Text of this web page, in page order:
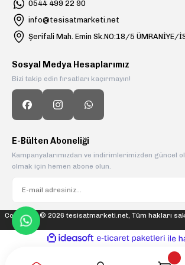
0544 499 22 90
info@tesisatmarketi.net
Şerifali Mah. Emin Sk.NO:18/5 ÜMRANİYE/
Sosyal Medya Hesaplarımız
Bizi takip edin fırsatları kaçırmayın!
E-Bülten Aboneliği
Kampanyalarımızdan ve indirimlerimizden güncel
olmak için hemen abone olun.
Copyright © 2026 tesisatmarketi.net, Tüm hakları
ideasoft
e-
paketleri